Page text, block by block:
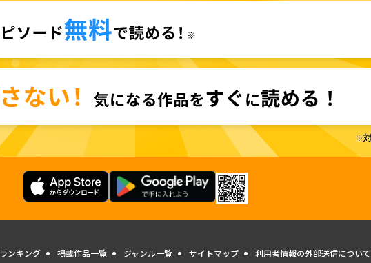
ランキング 掲載作品一覧 ジャンル一覧 サイトマップ 利用者情報の外部送信について